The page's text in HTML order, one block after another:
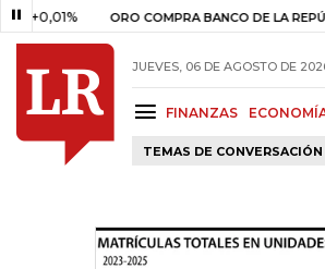
ORO COMPRA BANCO DE LA REPÚBLICA $
JUEVES, 06 DE AGOSTO DE
FINANZAS
TEMAS DE CONVERSACIÓN